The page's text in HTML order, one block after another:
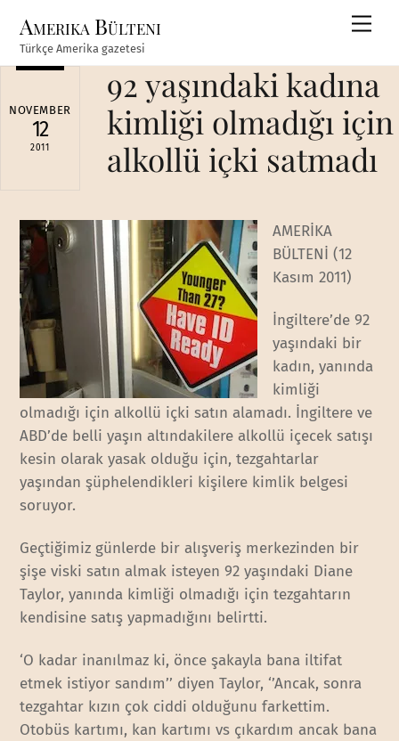
content
Amerika Bülteni
Türkçe Amerika gazetesi
NOVEMBER
12
2011
92 yaşındaki kadına
kimliği olmadığı için
alkollü içki satmadı
AMERİKA
BÜLTENİ (12
Kasım 2011)
İngiltere’de 92
yaşındaki bir
kadın, yanında
kimliği
olmadığı için alkollü içki satın alamadı. İngiltere ve
ABD’de belli yaşın altındakilere alkollü içecek satışı
kesin olarak yasak olduğu için, tezgahtarlar
yaşından şüphelendikleri kişilere kimlik belgesi
soruyor.
Geçtiğimiz günlerde bir alışveriş merkezinden bir
şişe viski satın almak isteyen 92 yaşındaki Diane
Taylor, yanında kimliği olmadığı için tezgahtarın
kendisine satış yapmadığını belirtti.
‘O kadar inanılmaz ki, önce şakayla bana iltifat
etmek istiyor sandım’’ diyen Taylor, ‘’Ancak, sonra
tezgahtar kızın çok ciddi olduğunu farkettim.
Otobüs kartımı, kan kartımı vs çıkardım ancak bana